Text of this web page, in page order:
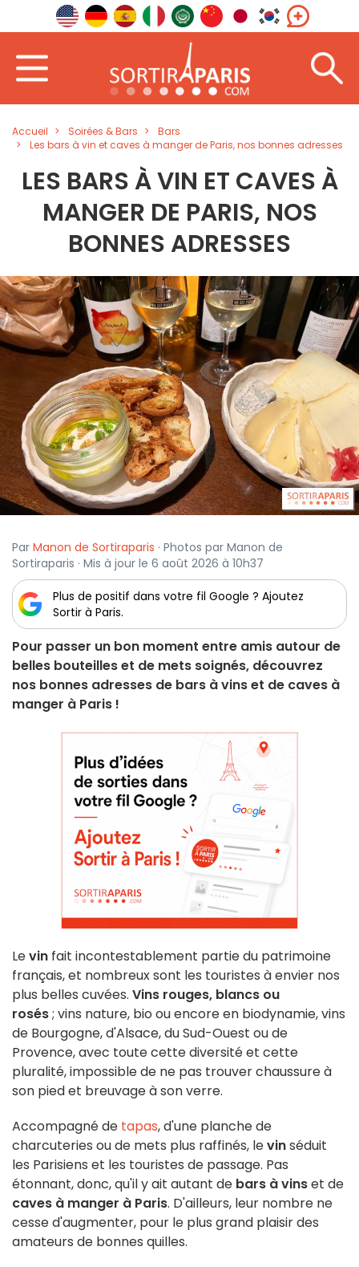
Accueil Soirées & Bars
Bars
Les bars à vin et caves à manger de Paris, nos bonnes adresses
LES BARS À VIN ET CAVES À
MANGER DE PARIS, NOS
BONNES ADRESSES
Par Manon de Sortiraparis · Photos par Manon de
Sortiraparis · Mis à jour le 6 août 2026 à 10h37
Plus de positif dans votre fil Google ? Ajoutez
Sortir à Paris.
Pour passer un bon moment entre amis autour de
belles bouteilles et de mets soignés, découvrez
nos bonnes adresses de bars à vins et de caves à
manger à Paris !
Levin fait incontestablement partie du patrimoine
français, et nombreux sont les touristes à envier nos
plus belles cuvées. Vins rouges, blancs ou
rosés; vins nature, bio ou encore en biodynamie, vins
de Bourgogne, d'Alsace, du Sud-Ouest ou de
Provence, avec toute cette diversité et cette
pluralité, impossible de ne pas trouver chaussure à
son pied et breuvage à son verre.
Accompagné de tapas, d'une planche de
charcuteries ou de mets plus raffinés, levinséduit
les Parisiens et les touristes de passage. Pas
étonnant, donc, qu'il y ait autant de bars à vinset de
caves à manger à Paris. D'ailleurs, leur nombre ne
cesse d'augmenter, pour le plus grand plaisir des
amateurs de bonnes quilles.